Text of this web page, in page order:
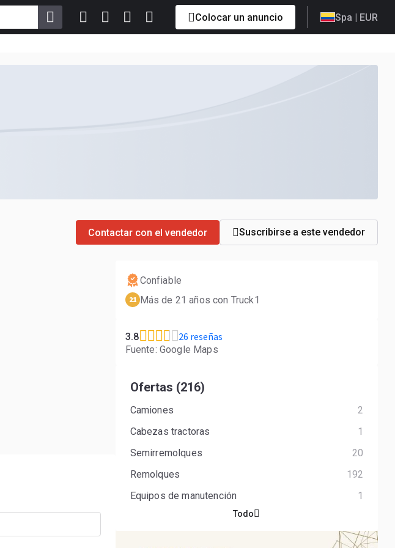
Colocar un anuncio Spa | EUR
Contactar con el vendedor Suscribirse a este vendedor
Confiable
21 Más de 21 años con Truck1
3.8 26 reseñas
Fuente: Google Maps
Ofertas (216)
Camiones
2
Cabezas tractoras
1
Semirremolques
20
Remolques
192
Equipos de manutención
1
Todo